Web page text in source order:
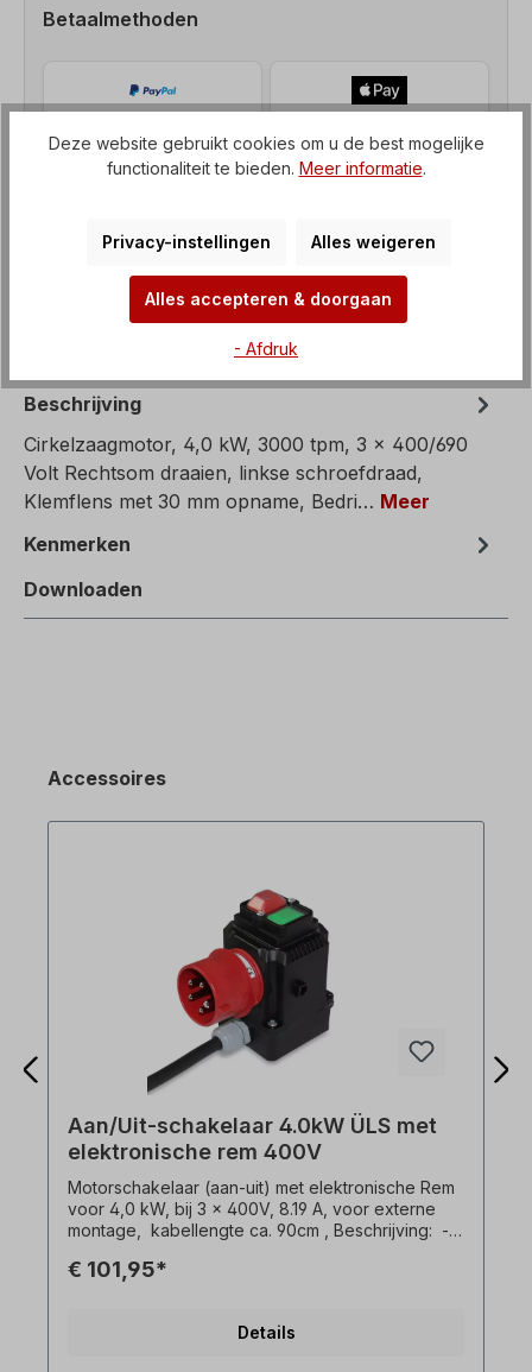
Betaalmethoden
Beschrijving
Cirkelzaagmotor, 4,0 kW, 3000 tpm, 3 x 400/690
Volt Rechtsom draaien, linkse schroefdraad,
Klemflens met 30 mm opname, Bedri… Meer
Kenmerken
Downloaden
Accessoires
Aan/Uit-schakelaar 4.0kW ÜLS met
elektronische rem 400V
Motorschakelaar (aan-uit) met elektronische Rem
voor 4,0 kW, bij 3 x 400V, 8.19 A, voor externe
montage, kabellengte ca. 90cm , Beschrijving: -
OnderSpanningsuitschakeling /
beveiligingsuitschakeling (automatische reset)- 5-
€ 101,95*
Details
Deze website gebruikt cookies om u de best mogelijke
functionaliteit te bieden. Meer informatie.
Privacy-instellingen Alles weigeren
Alles accepteren & doorgaan
- Afdruk